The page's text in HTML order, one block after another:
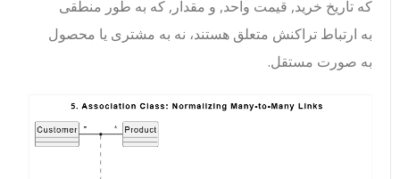
کهتاریخ خرید ,قیمت واحد, و مقدار, که به طور منطقی
به ارتباط تراکنش متعلق هستند، نه به مشتری یا محصول
به صورت مستقل.